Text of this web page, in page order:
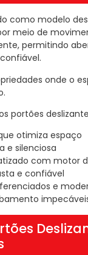
como modelo
meio de
permitindo
onde o
portões
otimiza espaço
e silenciosa
com motor
e confiável
e